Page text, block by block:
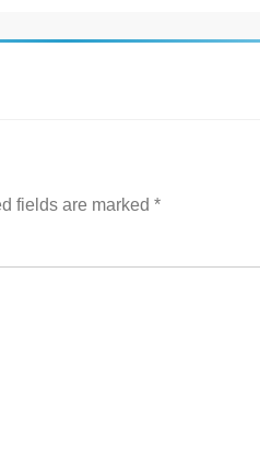
fields are marked *